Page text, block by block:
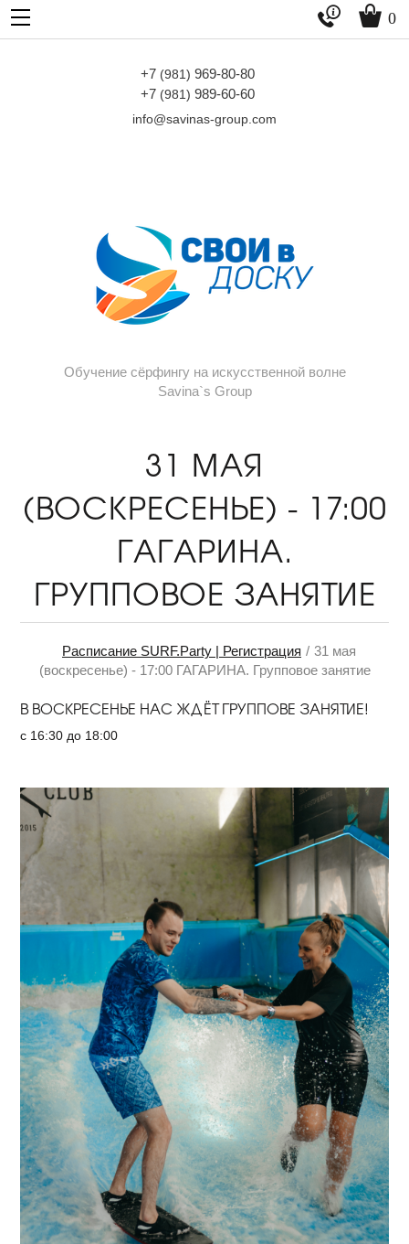
+7 (981) 969-80-80
+7 (981) 989-60-60
info@savinas-group.com
Обучение сёрфингу на искусственной волне
Savina`s Group
  0
31 МАЯ
(ВОСКРЕСЕНЬЕ) - 17:00
ГАГАРИНА.
ГРУППОВОЕ ЗАНЯТИЕ
Расписание SURF.Party | Регистрация
31 мая
(воскресенье) - 17:00 ГАГАРИНА. Групповое занятие
В ВОСКРЕСЕНЬЕ НАС ЖДЁТ ГРУППОВЕ ЗАНЯТИЕ!
с 16:30 до 18:00